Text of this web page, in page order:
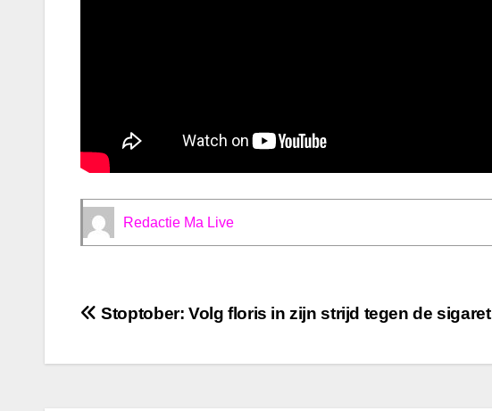
Redactie Ma Live
Bericht
navigatie
Stoptober: Volg floris in zijn strijd tegen de sigaret